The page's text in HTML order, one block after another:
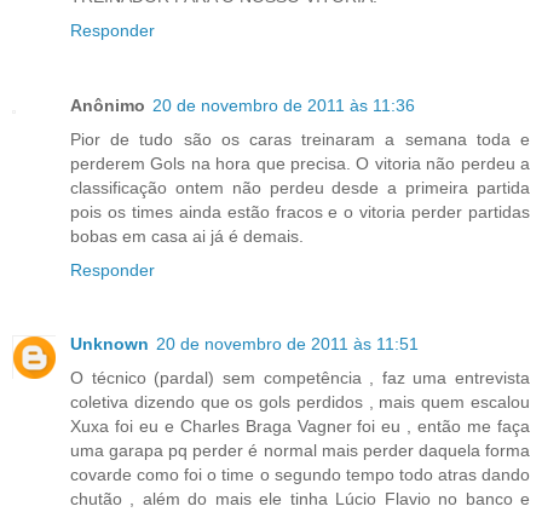
Responder
Anônimo 20 de novembro de 2011 às 11:36
Pior de tudo são os caras treinaram a semana toda e
perderem Gols na hora que precisa. O vitoria não perdeu a
classificação ontem não perdeu desde a primeira partida
pois os times ainda estão fracos e o vitoria perder partidas
bobas em casa ai já é demais.
Responder
Unknown 20 de novembro de 2011 às 11:51
O técnico (pardal) sem competência , faz uma entrevista
coletiva dizendo que os gols perdidos , mais quem escalou
Xuxa foi eu e Charles Braga Vagner foi eu , então me faça
uma garapa pq perder é normal mais perder daquela forma
covarde como foi o time o segundo tempo todo atras dando
chutão , além do mais ele tinha Lúcio Flavio no banco e